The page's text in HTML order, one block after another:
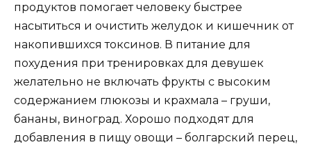
продуктов помогает человеку быстрее
насытиться и очистить желудок и кишечник от
накопившихся токсинов. В питание для
похудения при тренировках для девушек
желательно не включать фрукты с высоким
содержанием глюкозы и крахмала – груши,
бананы, виноград. Хорошо подходят для
добавления в пищу овощи – болгарский перец,